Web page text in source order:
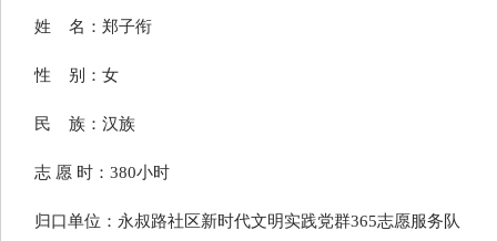
姓 名：郑子衔
性 别：女
民 族：汉族
志 愿 时：380小时
归口单位：永叔路社区新时代文明实践党群365志愿服务队